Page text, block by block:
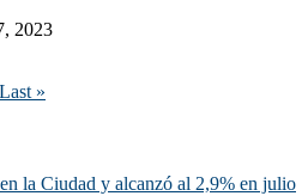
2023
Last »
la Ciudad y alcanzó al 2,9% en julio